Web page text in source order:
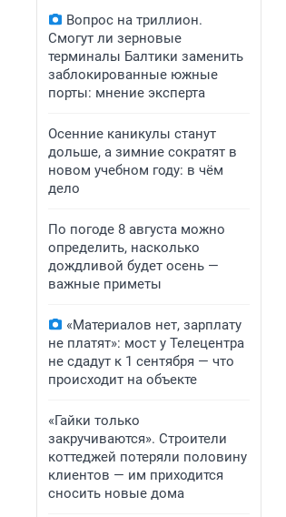
Вопрос на триллион.
Смогут ли зерновые
терминалы Балтики заменить
заблокированные южные
порты: мнение эксперта
Осенние каникулы станут
дольше, а зимние сократят в
новом учебном году: в чём
дело
По погоде 8 августа можно
определить, насколько
дождливой будет осень —
важные приметы
«Материалов нет, зарплату
не платят»: мост у Телецентра
не сдадут к 1 сентября — что
происходит на объекте
«Гайки только
закручиваются». Строители
коттеджей потеряли половину
клиентов — им приходится
сносить новые дома